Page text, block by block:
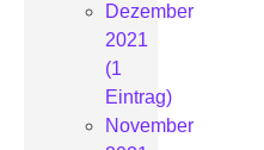
Dezember
2021
(1
Eintrag)
November